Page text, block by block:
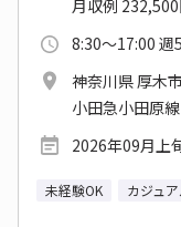
月収例
8:30～17:00 週
神奈川県 厚木市
小田急小田原
2026年09月上
未経験OK カジュ